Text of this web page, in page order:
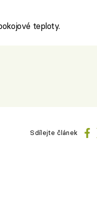
teploty.
Sdílejte článek